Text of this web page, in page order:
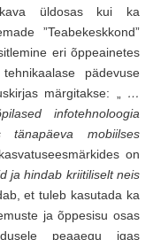
üldosas kui ka
”Teabekeskkond”
eri õppeainetes
pädevuse
märgitakse: „
…
infotehnoloogia
tänapäeva mobiilses
on
ja hindab kriitiliselt neis
et tuleb kasutada ka
ja õppesisu osas
peaaegu igas